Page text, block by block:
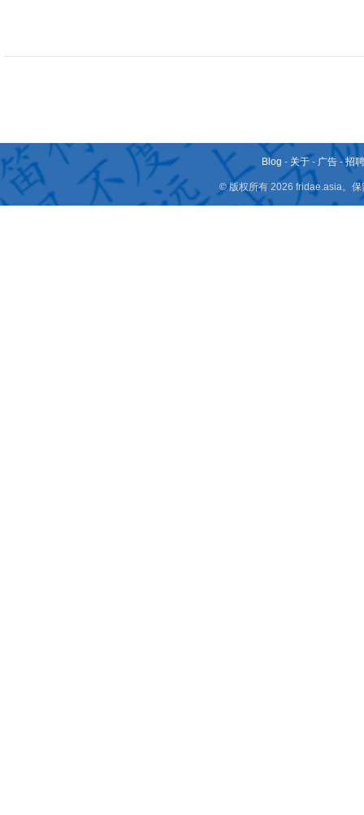
Blog - 关于 - 广告 -招
© 版权所有 2026 fridae.asia。